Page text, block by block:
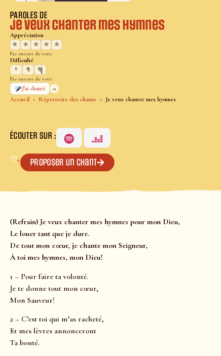
Accueil Répertoire des chants Je veux chanter mes hymnes
PAROLES DE
Je veux chanter mes hymnes
Appréciation
★
★ ★ ★ ★
Pas encore de vote
Difficulté
Pas encore de vote
J’ai chanté
0
ÉCOUTER SUR :
♡+ Proposer un chant
(Refrain) Je veux chanter mes hymnes pour mon Dieu,
Le louer tant que je dure.
De tout mon cœur, je chante mon Seigneur,
À toi mes hymnes, mon Dieu!
1 – Pour faire ta volonté.
Je te donne tout mon cœur,
Mon Sauveur!
2 – C’est toi qui m’as racheté,
Et mes lèvres annonceront
Ta bonté.